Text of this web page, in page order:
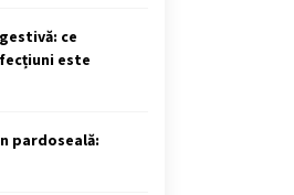
ce
este
pardoseală: